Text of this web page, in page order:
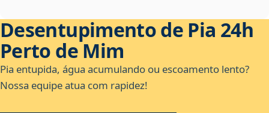
Desentupimento de Pia 24h
Perto de Mim
Pia entupida, água acumulando ou escoamento lento?
Nossa equipe atua com rapidez!